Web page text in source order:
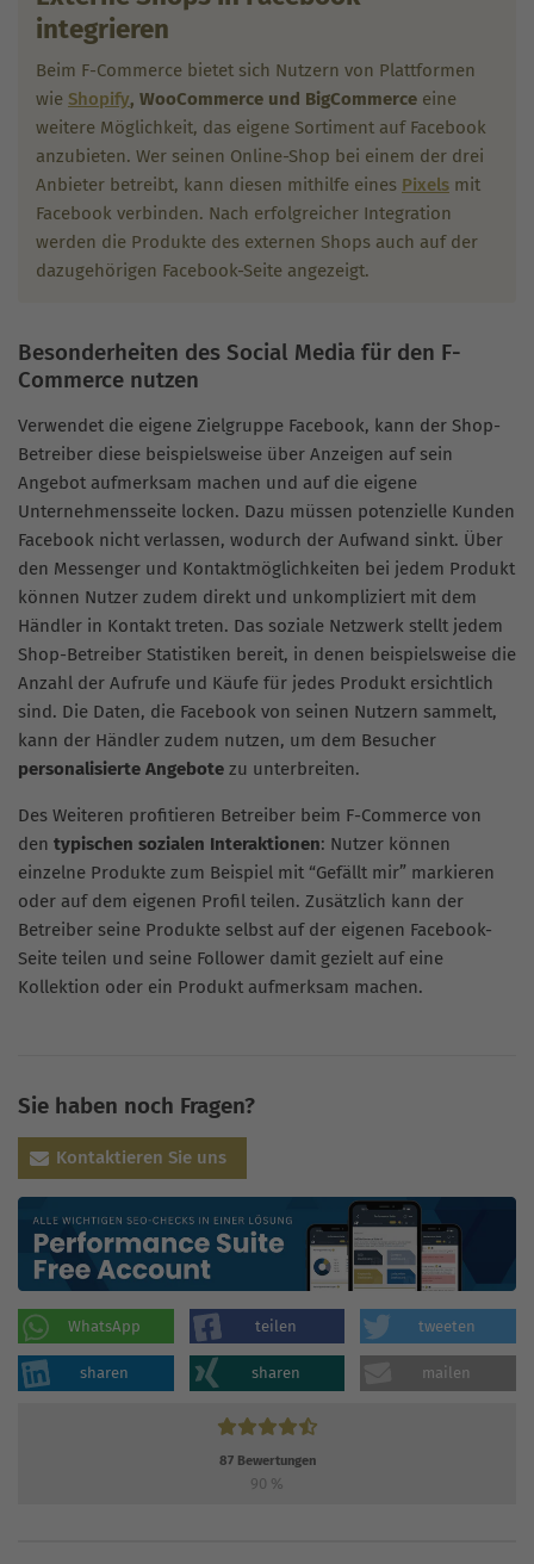
integrieren
Beim F-Commerce bietet sich Nutzern von Plattformen
wie Shopify, WooCommerce und BigCommerce eine
weitere Möglichkeit, das eigene Sortiment auf Facebook
anzubieten. Wer seinen Online-Shop bei einem der drei
Anbieter betreibt, kann diesen mithilfe eines Pixels mit
Facebook verbinden. Nach erfolgreicher Integration
werden die Produkte des externen Shops auch auf der
dazugehörigen Facebook-Seite angezeigt.
Besonderheiten des Social Media für den F-
Commerce nutzen
Verwendet die eigene Zielgruppe Facebook, kann der Shop-
Betreiber diese beispielsweise über Anzeigen auf sein
Angebot aufmerksam machen und auf die eigene
Unternehmensseite locken. Dazu müssen potenzielle Kunden
Facebook nicht verlassen, wodurch der Aufwand sinkt. Über
den Messenger und Kontaktmöglichkeiten bei jedem Produkt
können Nutzer zudem direkt und unkompliziert mit dem
Händler in Kontakt treten. Das soziale Netzwerk stellt jedem
Shop-Betreiber Statistiken bereit, in denen beispielsweise die
Anzahl der Aufrufe und Käufe für jedes Produkt ersichtlich
sind. Die Daten, die Facebook von seinen Nutzern sammelt,
kann der Händler zudem nutzen, um dem Besucher
personalisierte Angebote zu unterbreiten.
Des Weiteren profitieren Betreiber beim F-Commerce von
den typischen sozialen Interaktionen: Nutzer können
einzelne Produkte zum Beispiel mit “Gefällt mir” markieren
oder auf dem eigenen Profil teilen. Zusätzlich kann der
Betreiber seine Produkte selbst auf der eigenen Facebook-
Seite teilen und seine Follower damit gezielt auf eine
Kollektion oder ein Produkt aufmerksam machen.
Sie haben noch Fragen?
Kontaktieren Sie uns
WhatsApp teilen tweeten
sharen sharen mailen
87Bewertungen
90 %